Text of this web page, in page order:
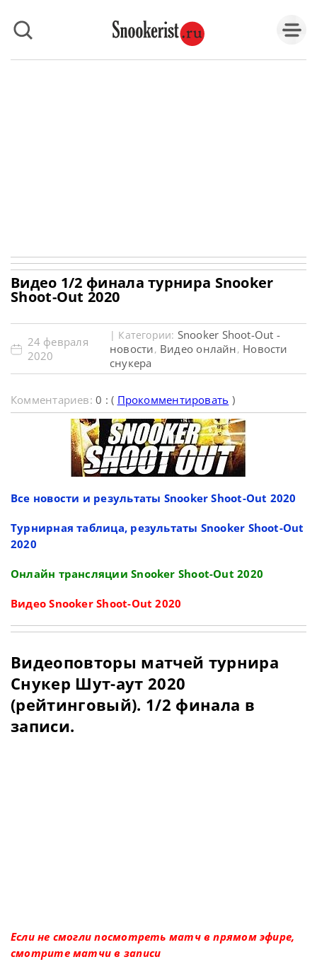
Видео 1/2 финала турнира Snooker
Shoot-Out 2020
24 февраля
2020
| Категории: Snooker Shoot-Out -
новости, Видео онлайн, Новости
снукера
Комментариев:0 : ( Прокомментировать )
Все новости и результаты Snooker Shoot-Out 2020
Турнирная таблица, результаты Snooker Shoot-Out
2020
Онлайн трансляции Snooker Shoot-Out 2020
Видео Snooker Shoot-Out 2020
Видеоповторы матчей турнира
Снукер Шут-аут 2020
(рейтинговый). 1/2 финала в
записи.
Если не смогли посмотреть матч в прямом эфире,
смотрите матчи в записи